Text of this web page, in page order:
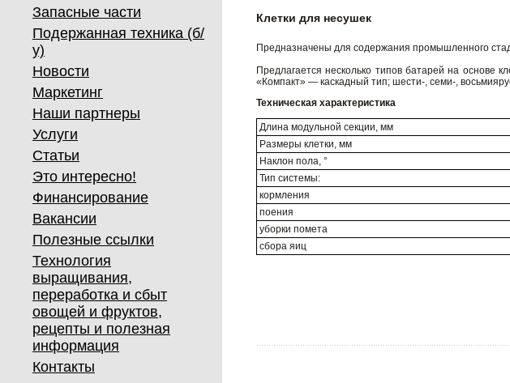
Запасные части
Подержанная техника (б/
у)
Новости
Маркетинг
Наши партнеры
Услуги
Статьи
Это интересно!
Финансирование
Вакансии
Полезные ссылки
Технология
выращивания,
переработка и сбыт
овощей и фруктов,
рецепты и полезная
информация
Контакты
Клетки для несушек
Предназначены для содержания промышленного
Предлагается несколько типов батарей на основе
«Компакт» — каскадный тип; шести-, семи-,
Техническая характеристика
Длина модульной секции, мм
Размеры клетки, мм
Наклон пола, °
Тип системы:
кормления
поения
уборки помета
сбора яиц